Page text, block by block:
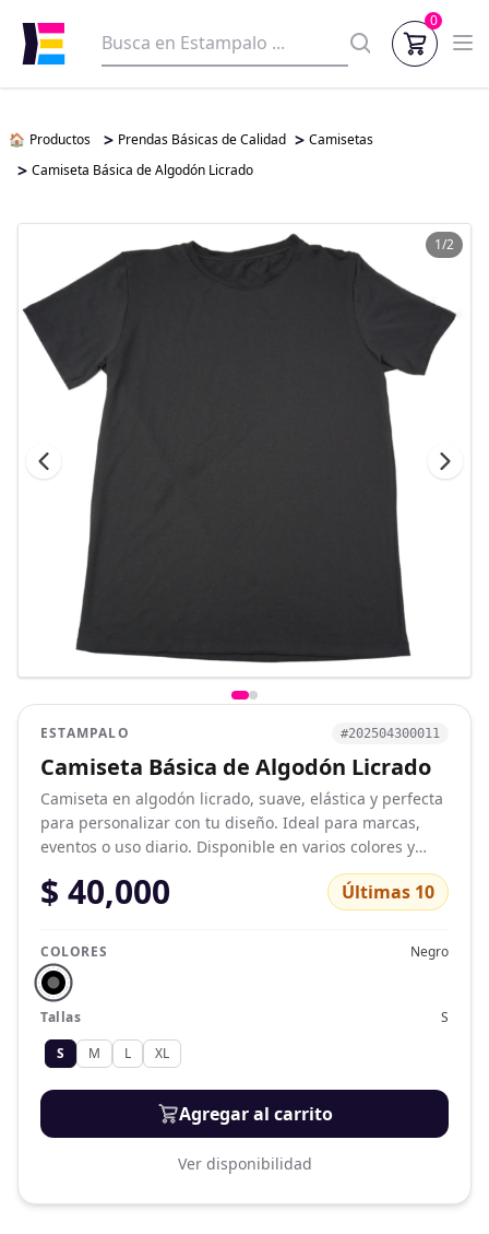
0
🏠 Productos > Prendas Básicas de Calidad > Camisetas
> Camiseta Básica de Algodón Licrado
1/2
ESTAMPALO #202504300011
Camiseta Básica de Algodón Licrado
Camiseta en algodón licrado, suave, elástica y perfecta
para personalizar con tu diseño. Ideal para marcas,
eventos o uso diario. Disponible en varios colores y
$ 40,000 Últimas 10
COLORES Negro
Tallas
S
S
M L XL
Agregar al carrito
Ver disponibilidad